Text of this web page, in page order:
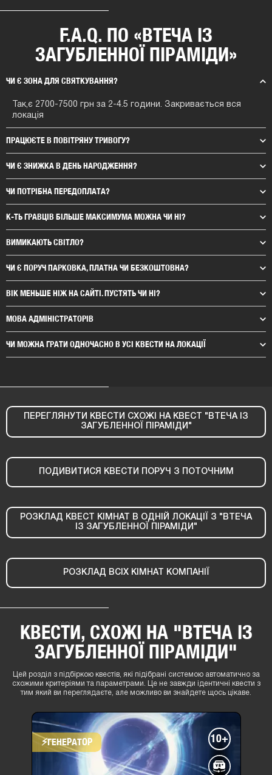
F.A.Q. ПО «ВТЕЧА ІЗ
ЗАГУБЛЕННОЇ ПІРАМІДИ»
ЧИ Є ЗОНА ДЛЯ СВЯТКУВАННЯ?
Так,є 2700-7500 грн за 2-4.5 години. Закривається вся
локація
ПРАЦЮЄТЕ В ПОВІТРЯНУ ТРИВОГУ?
ЧИ Є ЗНИЖКА В ДЕНЬ НАРОДЖЕННЯ?
ЧИ ПОТРІБНА ПЕРЕДОПЛАТА?
К-ТЬ ГРАВЦІВ БІЛЬШЕ МАКСИМУМА МОЖНА ЧИ НІ?
ВИМИКАЮТЬ СВІТЛО?
ЧИ Є ПОРУЧ ПАРКОВКА, ПЛАТНА ЧИ БЕЗКОШТОВНА?
ВІК МЕНЬШЕ НІЖ НА САЙТІ. ПУСТЯТЬ ЧИ НІ?
МОВА АДМІНІСТРАТОРІВ
ЧИ МОЖНА ГРАТИ ОДНОЧАСНО В УСІ КВЕСТИ НА ЛОКАЦІЇ
ПЕРЕГЛЯНУТИ КВЕСТИ СХОЖІ НА КВЕСТ "ВТЕЧА ІЗ
ЗАГУБЛЕННОЇ ПІРАМІДИ"
ПОДИВИТИСЯ КВЕСТИ ПОРУЧ З ПОТОЧНИМ
РОЗКЛАД КВЕСТ КІМНАТ В ОДНІЙ ЛОКАЦІЇ З "ВТЕЧА
ІЗ ЗАГУБЛЕННОЇ ПІРАМІДИ"
РОЗКЛАД ВСІХ КІМНАТ КОМПАНІЇ
КВЕСТИ, СХОЖІ НА "ВТЕЧА ІЗ
ЗАГУБЛЕННОЇ ПІРАМІДИ"
Цей розділ з підбіркою квестів, які підібрані системою автоматично за
схожими критеріями та параметрами. Це не завжди ідентичні квести з
тим який ви переглядаєте, але можливо ви знайдете щось цікаве.
⚡​ГЕНЕРАТОР 10+
місто:
Львів